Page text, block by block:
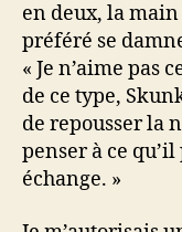
en deux, la
préféré se
« Je n’aime pas
de ce type,
de repousser la
penser à ce
échange. »